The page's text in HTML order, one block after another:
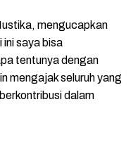
mengucapkan
ini saya bisa
tentunya dengan
mengajak seluruh yang
dalam